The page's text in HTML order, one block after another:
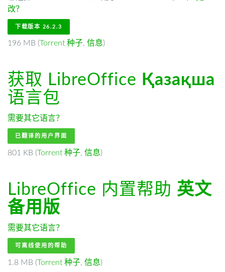
改？
下载版本 26.2.3
196 MB (Torrent 种子, 信息)
获取 LibreOffice Қазақша
语言包
需要其它语言？
已翻译的用户界面
801 KB (Torrent 种子, 信息)
LibreOffice 内置帮助 英文
备用版
需要其它语言？
可离线使用的帮助
1.8 MB (Torrent 种子, 信息)